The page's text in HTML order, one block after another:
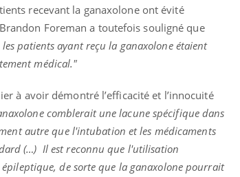
recevant la ganaxolone ont évité
Foreman a toutefois souligné que
patients ayant reçu la ganaxolone étaient
médical."
à avoir démontré l’efficacité et l’innocuité
comblerait une lacune spécifique dans
autre que l'intubation et les médicaments
(…) Il est reconnu que l'utilisation
de sorte que la ganaxolone pourrait